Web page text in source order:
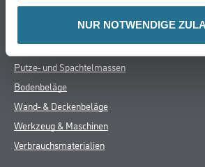
NUR NOTWENDIGE
Farbe
Trockenbau
Putze- und Spachtelmassen
Bodenbeläge
Wand- & Deckenbeläge
Werkzeug & Maschinen
Verbrauchsmaterialien